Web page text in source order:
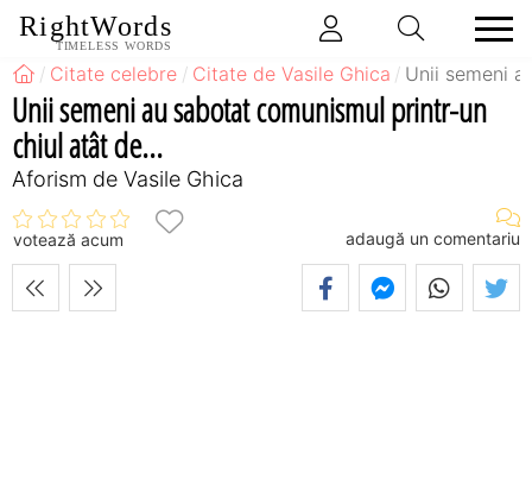
RightWords
TIMELESS WORDS
Citate celebre Citate de Vasile Ghica Unii semeni
Unii semeni au sabotat comunismul printr-un
chiul atât de...
Aforism de Vasile Ghica
votează acum adaugă un comentariu